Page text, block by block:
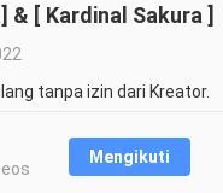
& [ Kardinal Sakura ]
tanpa izin dari Kreator.
Mengikuti